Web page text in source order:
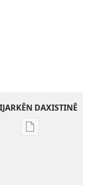
DAXISTINÊ
Vebijarkên